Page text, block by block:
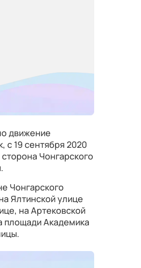
движение
с 19 сентября 2020
Чонгарского
Чонгарского
Ялтинской улице
на Артековской
площади Академика